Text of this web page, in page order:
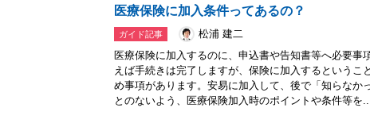
医療保険に加入条件ってあるの？
ガイド記事
松浦 建二
医療保険に加入するのに、申込書や告知書等へ必要事
えば手続きは完了しますが、保険に加入するというこ
め事項があります。安易に加入して、後で「知らなか
とのないよう、医療保険加入時のポイントや条件等を